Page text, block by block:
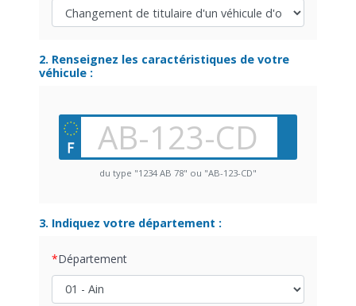
2. Renseignez les caractéristiques de votre
véhicule :
du type "1234 AB 78" ou "AB-123-CD"
3. Indiquez votre département :
Département